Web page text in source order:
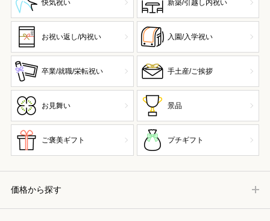
快気祝い 新築/引越し内祝い
お祝い返し/内祝い 入園/入学祝い
卒業/就職/栄転祝い 手土産/ご挨拶
お見舞い 景品
ご褒美ギフト プチギフト
価格から探す